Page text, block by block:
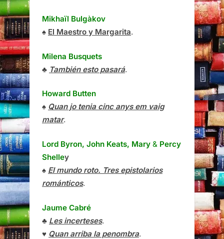
Mikhaïl Bulgàkov
♠ El Maestro y Margarita.
Milena Busquets
♣ También esto pasará.
Howard Butten
♠ Quan jo tenia cinc anys em vaig
matar.
Lord Byron, John Keats, Mary & Percy
Shelley
♠ El mundo roto. Tres epistolarios
románticos.
Jaume Cabré
♣ Les incerteses.
♥ Quan arriba la penombra.